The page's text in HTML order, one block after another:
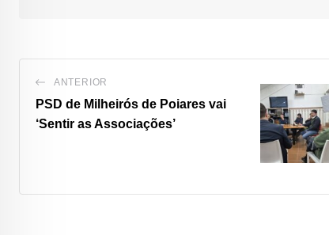
ANTERIOR
PSD de Milheirós de Poiares vai
‘Sentir as Associações’